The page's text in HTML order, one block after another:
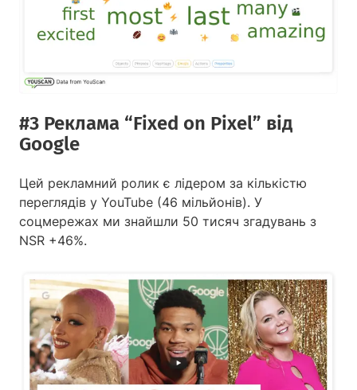
#3 Реклама “Fixed on Pixel” від
Google
Цей рекламний ролик є лідером за кількістю
переглядів у YouTube (46 мільйонів). У
соцмережах ми знайшли 50 тисяч згадувань з
NSR +46%.